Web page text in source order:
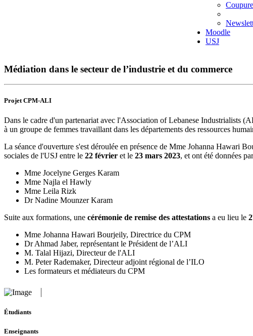
Moodle
USJ
Médiation dans le secteur de l’industrie et du commerce
Projet CPM-ALI
Dans le cadre d'un partenariat avec l'Association of Lebanese Industrialists
à un groupe de femmes travaillant dans les départements des ressources
La séance d'ouverture s'est déroulée en présence de Mme Johanna Hawari
sociales de l'USJ entre le 22 février et le 23 mars 2023, et ont été données
Mme Jocelyne Gerges Karam
Mme Najla el Hawly
Mme Leila Rizk
Dr Nadine Mounzer Karam
Suite aux formations, une cérémonie de remise des attestations a eu lieu le
Mme Johanna Hawari Bourjeily, Directrice du CPM
Dr Ahmad Jaber, représentant le Président de l’ALI
M. Talal Hijazi, Directeur de l'ALI
M. Peter Rademaker, Directeur adjoint régional de l’ILO
Les formateurs et médiateurs du CPM
Étudiants
Enseignants